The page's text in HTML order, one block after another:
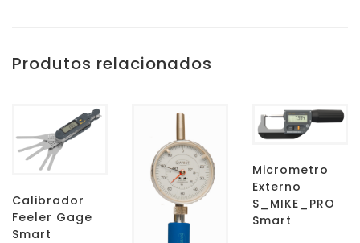
Produtos relacionados
Calibrador
Feeler Gage
Smart
Micrometro
Externo
S_MIKE_PRO
Smart